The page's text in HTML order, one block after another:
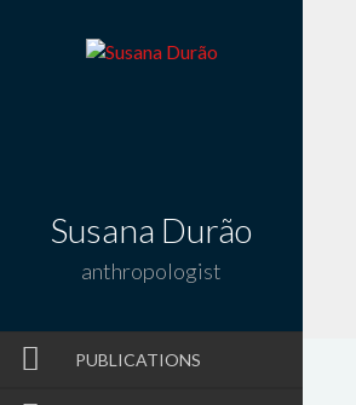
Susana Durão
anthropologist
PUBLICATIONS